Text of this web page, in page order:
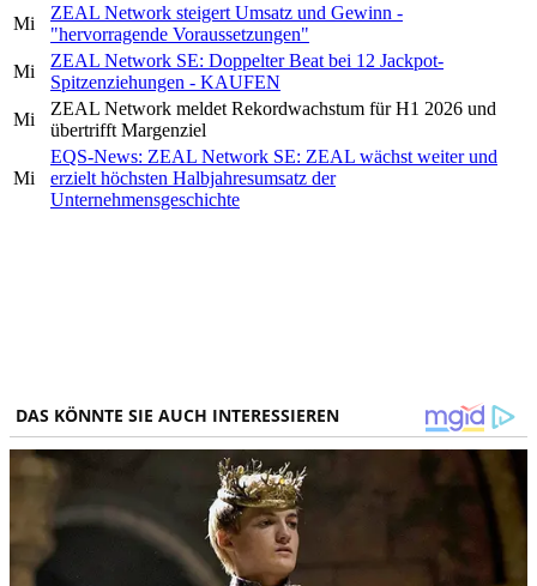
Mi
ZEAL Network steigert Umsatz und Gewinn -
"hervorragende Voraussetzungen"
Mi
ZEAL Network SE: Doppelter Beat bei 12 Jackpot-
Spitzenziehungen - KAUFEN
Mi
ZEAL Network meldet Rekordwachstum für H1 2026 und
übertrifft Margenziel
Mi
EQS-News: ZEAL Network SE: ZEAL wächst weiter und
erzielt höchsten Halbjahresumsatz der
Unternehmensgeschichte